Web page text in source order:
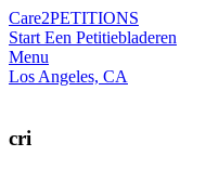
Care2PETITIONS
Start Een Petitiebladeren
Menu
Los Angeles, CA
cri